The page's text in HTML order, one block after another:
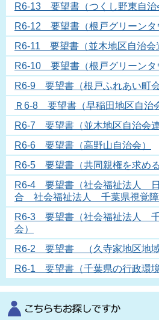
R6-13 要望書（つくし野東自
R6-12 要望書（根戸グリーン
R6-11 要望書（並木地区自治会
R6-10 要望書（根戸グリーンタ
R6-9 要望書（根戸ふれあい町会
Ｒ6-8 要望書（早稲田地区自治
R6-7 要望書（並木地区自治会連
R6-6 要望書（高野山自治会）
R6-5 要望書（共同親権を求める
R6-4 要望書（社会福祉法人
合 社会福祉法人 千葉県視覚障
R6-3 要望書（社会福祉法人
会）
R6-2 要望書 （久寺家地区地域
R6-1 要望書（千葉県の行政環境